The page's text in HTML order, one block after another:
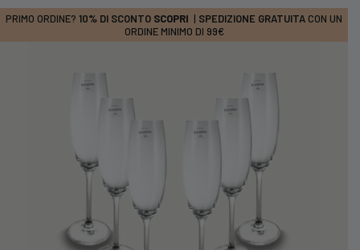
PRIMO ORDINE? 10% DI SCONTO SCOPRI | SPEDIZIONE GRATUITA CON UN
ORDINE MINIMO DI 99€